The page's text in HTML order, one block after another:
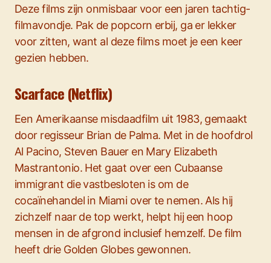
Deze films zijn onmisbaar voor een jaren tachtig-
filmavondje. Pak de popcorn erbij, ga er lekker
voor zitten, want al deze films moet je een keer
gezien hebben.
Scarface (Netflix)
Een Amerikaanse misdaadfilm uit 1983, gemaakt
door regisseur Brian de Palma. Met in de hoofdrol
Al Pacino, Steven Bauer en Mary Elizabeth
Mastrantonio. Het gaat over een Cubaanse
immigrant die vastbesloten is om de
cocaïnehandel in Miami over te nemen. Als hij
zichzelf naar de top werkt, helpt hij een hoop
mensen in de afgrond inclusief hemzelf. De film
heeft drie Golden Globes gewonnen.